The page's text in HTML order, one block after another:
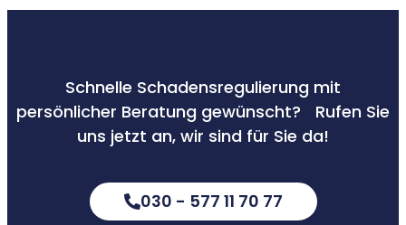
Schnelle Schadensregulierung mit
persönlicher Beratung gewünscht? Rufen Sie
uns jetzt an, wir sind für Sie da!
030 - 577 11 70 77